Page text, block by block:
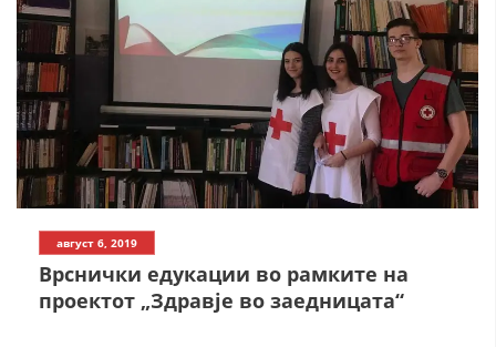
август 6, 2019
Врснички едукации во рамките на
проектот „Здравје во заедницата“